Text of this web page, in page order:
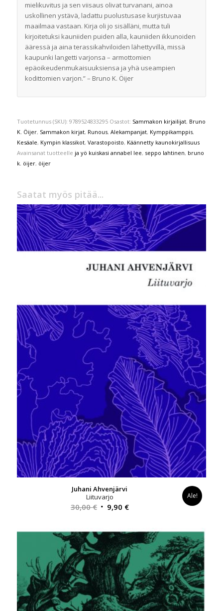
mielikuvitus ja sen viisaus olivat turvanani, ainoa
uskollinen ystävä, ladattu puolustusase kurjistuvaa
maailmaa vastaan. Kirja oli jo sisälläni, mutta tuli
kirjoitetuksi kauniiden puiden alla, kauniiden ikkunoiden
ääressä ja aina terassikahviloiden lähettyvillä, missä
kaupunki langetti varjonsa – armottomien
epäoikeudenmukaisuuksiensa ja yhä useampien
kodittomien varjon.” – Bruno K. Öijer
Tuotetunnus (SKU): 9789524833295 Osastot: Sammakon kirjailijat, Bruno
K. Öijer, Sammakon kirjat, Runous, Alekampanjat, Kymppikamppis,
Kesäale, Kympin klassikot, Varastopoisto, Käännetty kaunokirjallisuus
Avainsanat tuotteelle ja yö kuiskasi annabel lee, seppo lahtinen, bruno
k. öijer, öijer
Saatat myös pitää...
Juhani Ahvenjärvi
Liituvarjo
30,00€ Alkuperäinen
oli:
30,00 €.
9,90 €Nykyinen
on:
9,90 €.
Ale!